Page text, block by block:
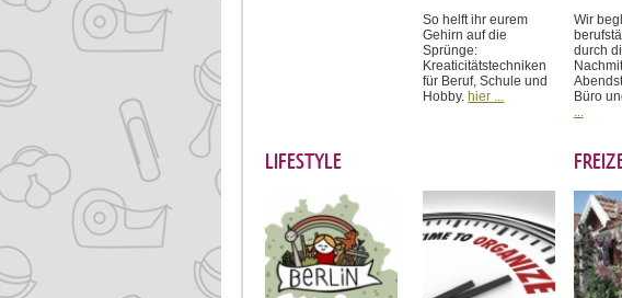
So helft ihr eurem
Gehirn auf die
Sprünge:
Kreaticitätstechniken
für Beruf, Schule und
Hobby.hier ...
Wir
durch
Büro
LIFESTYLE